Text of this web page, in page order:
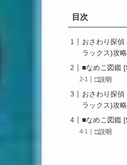
目次
おさわり探
ラックス)攻
■なめこ図鑑
□説明
おさわり探
ラックス)攻
■なめこ図鑑
□説明